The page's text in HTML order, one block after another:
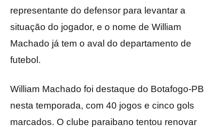
representante do defensor para levantar a
situação do jogador, e o nome de William
Machado já tem o aval do departamento de
futebol.
William Machado foi destaque do Botafogo-PB
nesta temporada, com 40 jogos e cinco gols
marcados. O clube paraibano tentou renovar